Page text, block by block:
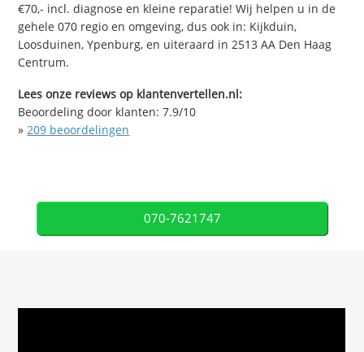
€70,- incl. diagnose en kleine reparatie! Wij helpen u in de
gehele 070 regio en omgeving, dus ook in: Kijkduin,
Loosduinen, Ypenburg, en uiteraard in 2513 AA Den Haag
Centrum.
Lees onze reviews op klantenvertellen.nl:
Beoordeling door klanten:7.9/10
»209 beoordelingen
070-7621747